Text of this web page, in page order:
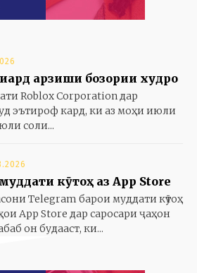
арзиши бозории худро
Roblox Corporation дар
эътироф кард, ки аз моҳи июли
соли...
кӯтоҳ аз App Store
Telegram барои муддати кӯтоҳ
App Store дар саросари ҷаҳон
он будааст, ки...